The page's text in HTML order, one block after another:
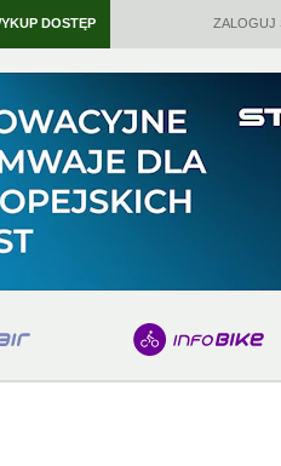
DOSTĘP ZALOGUJ